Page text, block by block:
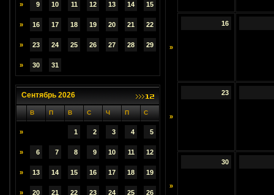
» 9 10 11 12 13 14 15
» 16 17 18 19 20 21 22
» 23 24 25 26 27 28 29
» 30 31
Сентябрь 2026
В П В С Ч П С
» 1 2 3 4 5
» 6 7 8 9 10 11 12
» 13 14 15 16 17 18 19
» 20 21 22 23 24 25 26
»
16
»
23
»
30